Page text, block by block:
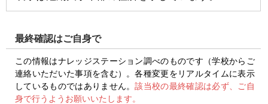
最終確認はご自身で
この情報はナレッジステーション調べのものです（学校からご
連絡いただいた事項を含む）。各種変更をリアルタイムに表示
しているものではありません。該当校の最終確認は必ず、ご自
身で行うようお願いいたします。